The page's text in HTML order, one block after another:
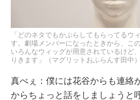
「どのネタでもかぶらしてもらってるウ
す。劇場メンバーになったときから、こ
いろんなウィッグが用意されているけど
りきます」（マグリットおふらんす田中）
真べぇ：僕には花谷からも連絡
からちょっと話をしましょうと